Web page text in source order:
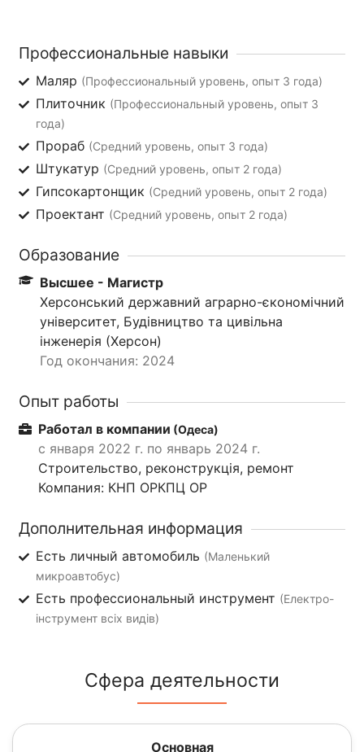
Профессиональные навыки
Маляр (Профессиональный уровень, опыт 3 года)
Плиточник (Профессиональный уровень, опыт 3
года)
Прораб (Средний уровень, опыт 3 года)
Штукатур (Средний уровень, опыт 2 года)
Гипсокартонщик (Средний уровень, опыт 2 года)
Проектант (Средний уровень, опыт 2 года)
Образование
Высшее - Магистр
Херсонський державний аграрно-єкономічний
університет, Будівництво та цивільна
інженерія (Херсон)
Год окончания: 2024
Опыт работы
Работал в компании (Одеса)
с января 2022 г. по январь 2024 г.
Строительство, реконструкція, ремонт
Компания: КНП ОРКПЦ ОР
Дополнительная информация
Есть личный автомобиль (Маленький
микроавтобус)
Есть профессиональный инструмент (Електро-
інструмент всіх видів)
Сфера деятельности
Основная